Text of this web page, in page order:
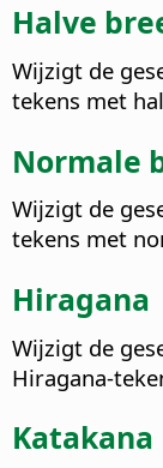
Halve
Wijzigt de
tekens met
Normale
Wijzigt de
tekens met
Hiragana
Wijzigt de
Hiragana-
Katakana